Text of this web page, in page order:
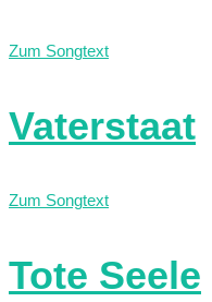
Zum Songtext
Vaterstaat
Zum Songtext
Tote Seele